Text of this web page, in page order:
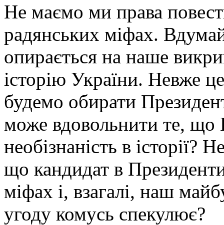
Не маємо ми права
радянських міфах.
опирається на наше
історію України. Невже
будемо обирати
може вдовольнити те, що
необізнаність в
що кандидат в
міфах і, взагалі, наш
угоду комусь спекулює?